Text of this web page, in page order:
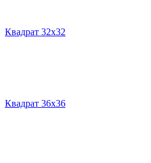
Квадрат 32х32
Квадрат 36х36